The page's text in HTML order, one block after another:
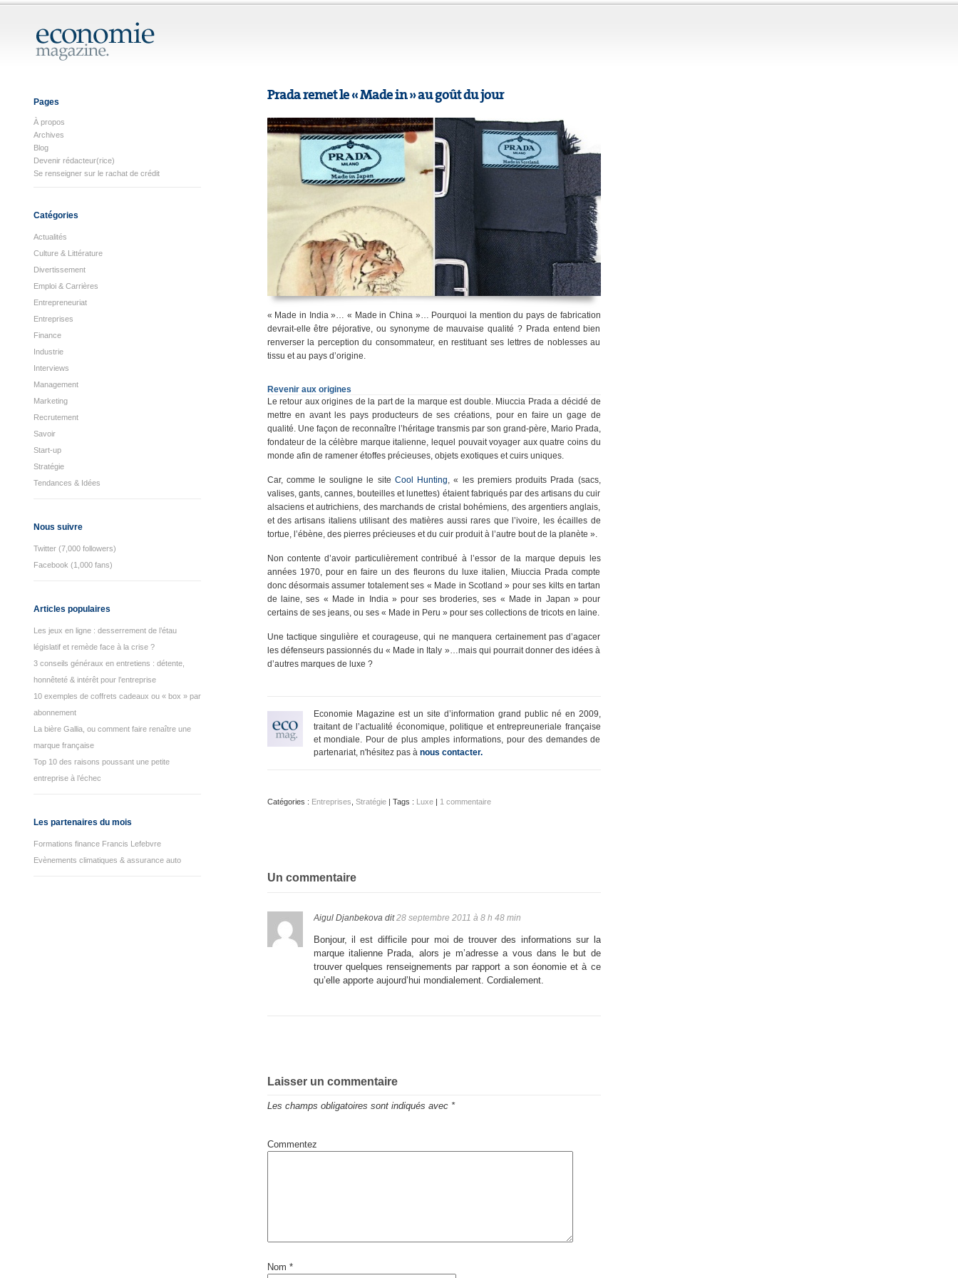
Pages
À propos
Archives
Blog
Devenir rédacteur(rice)
Se renseigner sur le rachat de crédit
Catégories
Actualités
Culture & Littérature
Divertissement
Emploi & Carrières
Entrepreneuriat
Entreprises
Finance
Industrie
Interviews
Management
Marketing
Recrutement
Savoir
Start-up
Stratégie
Tendances & Idées
Nous suivre
Twitter (7,000 followers)
Facebook (1,000 fans)
Articles populaires
Les jeux en ligne : desserrement de l’étau
législatif et remède face à la crise ?
3 conseils généraux en entretiens : détente,
honnêteté & intérêt pour l’entreprise
10 exemples de coffrets cadeaux ou « box » par
abonnement
La bière Gallia, ou comment faire renaître une
marque française
Top 10 des raisons poussant une petite
entreprise à l’échec
Les partenaires du mois
Formations finance Francis Lefebvre
Evènements climatiques & assurance auto
Prada remet le « Made in » au goût du jour
« Made in India »… « Made in China »… Pourquoi la mention du pays de fabrication
devrait-elle être péjorative, ou synonyme de mauvaise qualité ? Prada entend bien
renverser la perception du consommateur, en restituant ses lettres de noblesses au
tissu et au pays d’origine.
Revenir aux origines
Le retour aux origines de la part de la marque est double. Miuccia Prada a décidé de
mettre en avant les pays producteurs de ses créations, pour en faire un gage de
qualité. Une façon de reconnaître l’héritage transmis par son grand-père, Mario Prada,
fondateur de la célèbre marque italienne, lequel pouvait voyager aux quatre coins du
monde afin de ramener étoffes précieuses, objets exotiques et cuirs uniques.
Car, comme le souligne le site Cool Hunting, « les premiers produits Prada (sacs,
valises, gants, cannes, bouteilles et lunettes) étaient fabriqués par des artisans du cuir
alsaciens et autrichiens, des marchands de cristal bohémiens, des argentiers anglais,
et des artisans italiens utilisant des matières aussi rares que l’ivoire, les écailles de
tortue, l’ébène, des pierres précieuses et du cuir produit à l’autre bout de la planète ».
Non contente d’avoir particulièrement contribué à l’essor de la marque depuis les
années 1970, pour en faire un des fleurons du luxe italien, Miuccia Prada compte
donc désormais assumer totalement ses « Made in Scotland » pour ses kilts en tartan
de laine, ses « Made in India » pour ses broderies, ses « Made in Japan » pour
certains de ses jeans, ou ses « Made in Peru » pour ses collections de tricots en laine.
Une tactique singulière et courageuse, qui ne manquera certainement pas d’agacer
les défenseurs passionnés du « Made in Italy »…mais qui pourrait donner des idées à
d’autres marques de luxe ?
Economie Magazine est un site d’information grand public né en 2009,
traitant de l’actualité économique, politique et entrepreuneriale française
et mondiale. Pour de plus amples informations, pour des demandes de
partenariat, n'hésitez pas à nous contacter.
Catégories : Entreprises Stratégie| Tags : Luxe| 1 commentaire
Un commentaire
Aigul Djanbekova dit 28 septembre 2011 à 8 h 48 min
Bonjour, il est difficile pour moi de trouver des informations sur la
marque italienne Prada, alors je m’adresse a vous dans le but de
trouver quelques renseignements par rapport a son éonomie et à ce
qu’elle apporte aujourd’hui mondialement. Cordialement.
Laisser un commentaire
Les champs obligatoires sont indiqués avec *
Commentez
Nom *